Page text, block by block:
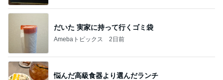
だいた 実家に持って行くゴミ袋
Amebaトピックス 2日前
悩んだ高級食器より選んだランチ